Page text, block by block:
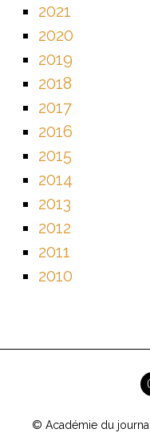
2021
2020
2019
2018
2017
2016
2015
2014
2013
2012
2011
2010
© Académie du